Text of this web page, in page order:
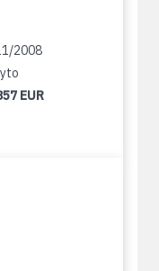
2008
EUR